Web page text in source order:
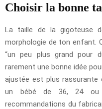
Choisir la bonne
La taille de la gigoteuse
morphologie de ton enfant.
“un peu plus grand pour
rarement une bonne idée
ajustée est plus rassurante
un bébé de 36, 24 ou
recommandations du